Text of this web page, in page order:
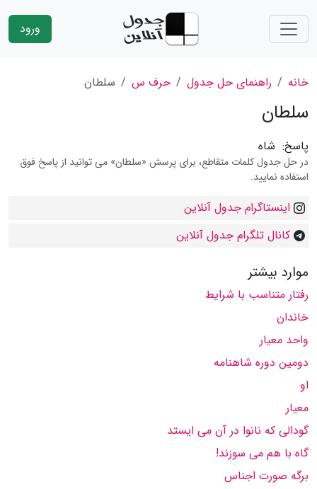
ورود
خانه راهنمای حل جدول حرف س سلطان
سلطان
پاسخ: شاه
در حل جدول کلمات متقاطع، برای پرسش «سلطان» می توانید از پاسخ فوق
استفاده نمایید.
اینستاگرام جدول آنلاین
کانال تلگرام جدول آنلاین
موارد بیشتر
رفتار متناسب با شرایط
خاندان
واحد معیار
دومین دوره شاهنامه
او
معیار
گودالی که نانوا در آن می ایستد
گاه با هم می سوزند!
برگه صورت اجناس